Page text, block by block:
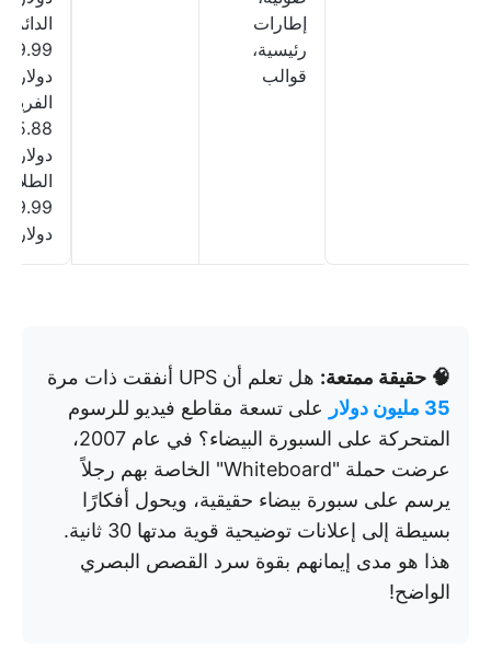
إطارات
رئيسية،
قوالب
الدائم:
49.99
دولار؛
الفريق:
دولار
29.99
دولار
🧠 حقيقة ممتعة: هل تعلم أن UPS أنفقت ذات مرة
35 مليون دولار
على تسعة مقاطع فيديو للرسوم
المتحركة على السبورة البيضاء؟ في عام 2007،
عرضت حملة "Whiteboard" الخاصة بهم رجلاً
يرسم على سبورة بيضاء حقيقية، ويحول أفكارًا
بسيطة إلى إعلانات توضيحية قوية مدتها 30 ثانية.
هذا هو مدى إيمانهم بقوة سرد القصص البصري
الواضح!